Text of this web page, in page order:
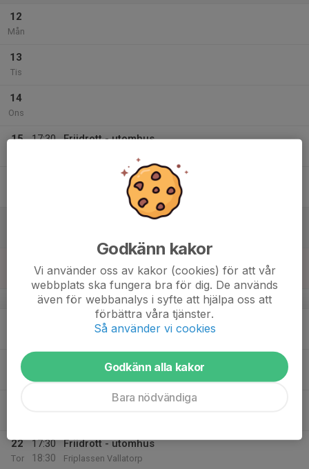
12
Mån
13
Tis
14
Ons
15
17:30
Friidrott - utomhus
v.21
20
22
Tor
17:30
18:30
Friidrott - utomhus
Friplassen Vallatorp
Godkänn kakor
Vi använder oss av kakor (cookies) för att vår
webbplats ska fungera bra för dig. De används
även för webbanalys i syfte att hjälpa oss att
förbättra våra tjänster.
Så använder vi cookies
Godkänn alla kakor
Bara nödvändiga